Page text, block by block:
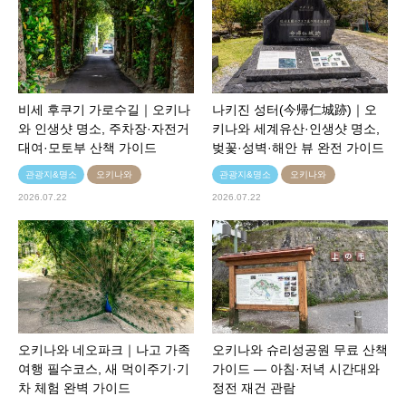
비세 후쿠기 가로수길｜오키나
와 인생샷 명소, 주차장·자전거
대여·모토부 산책 가이드
관광지&명소 오키나와
2026.07.22
나키진 성터(今帰仁城跡)｜오
키나와 세계유산·인생샷 명소,
벚꽃·성벽·해안 뷰 완전 가이드
관광지&명소 오키나와
2026.07.22
오키나와 네오파크｜나고 가족
여행 필수코스, 새 먹이주기·기
차 체험 완벽 가이드
오키나와 슈리성공원 무료 산책
가이드 — 아침·저녁 시간대와
정전 재건 관람